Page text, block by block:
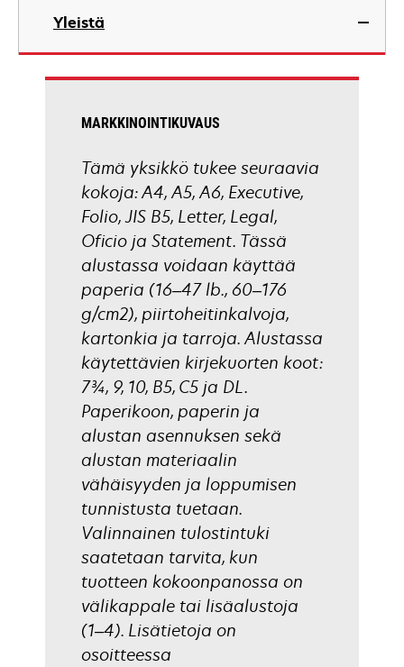
Yleistä
MARKKINOINTIKUVAUS
Tämä yksikkö tukee seuraavia
kokoja: A4, A5, A6, Executive,
Folio, JIS B5, Letter, Legal,
Oficio ja Statement. Tässä
alustassa voidaan käyttää
paperia (16–47 lb., 60–176
g/cm2), piirtoheitinkalvoja,
kartonkia ja tarroja. Alustassa
käytettävien kirjekuorten koot:
7¾, 9, 10, B5, C5 ja DL.
Paperikoon, paperin ja
alustan asennuksen sekä
alustan materiaalin
vähäisyyden ja loppumisen
tunnistusta tuetaan.
Valinnainen tulostintuki
saatetaan tarvita, kun
tuotteen kokoonpanossa on
välikappale tai lisäalustoja
(1–4). Lisätietoja on
osoitteessa